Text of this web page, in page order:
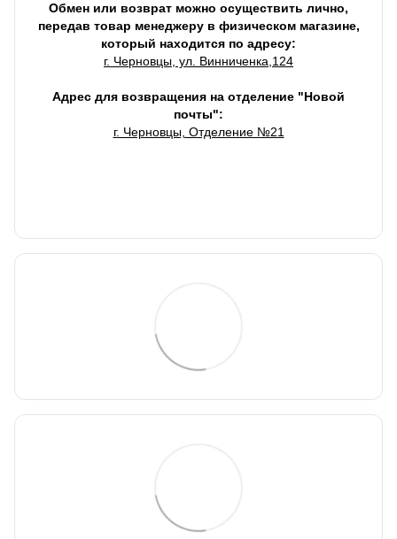
Обмен или возврат можно осуществить лично,
передав товар менеджеру в физическом магазине,
который находится по адресу:
г. Черновцы, ул. Винниченка,124
Адрес для возвращения на отделение "Новой
почты":
г. Черновцы, Отделение №21